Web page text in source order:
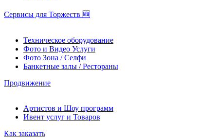
Сервисы для Торжеств 🆕
Техническое оборудование
Фото и Видео Услуги
Фото Зона / Селфи
Банкетные залы / Рестораны
Продвижение
Артистов и Шоу программ
Ивент услуг и Товаров
Как заказать